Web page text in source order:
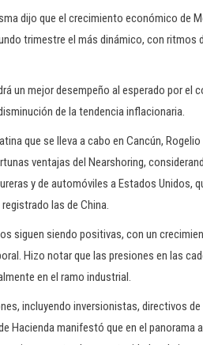
dijo que el crecimiento económico de
trimestre el más dinámico, con ritmos
un mejor desempeño al esperado por el
de la tendencia inflacionaria.
que se lleva a cabo en Cancún, Rogelio
ventajas del Nearshoring,
y de automóviles a Estados Unidos,
las de China.
siguen siendo positivas, con un
Hizo notar que las presiones en las
en el ramo industrial.
incluyendo inversionistas, directivos
Hacienda manifestó que en el panorama